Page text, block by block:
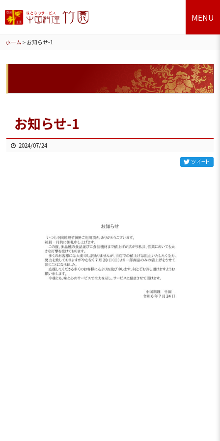
MENU
ホーム > お知らせ-1
お知らせ-1
2024/07/24